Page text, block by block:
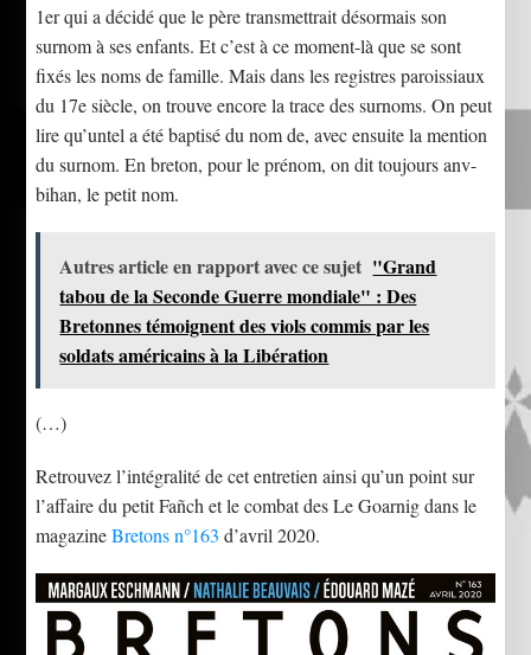
1er qui a décidé que le père transmettrait désormais son
surnom à ses enfants. Et c’est à ce moment-là que se sont
fixés les noms de famille. Mais dans les registres paroissiaux
du 17e siècle, on trouve encore la trace des sur­noms. On peut
lire qu’untel a été baptisé du nom de, avec ensuite la mention
du surnom. En breton, pour le prénom, on dit toujoursanv-
bihan, le petit nom.
Autres article en rapport avec ce sujet "Grand
tabou de la Seconde Guerre mondiale" : Des
Bretonnes témoignent des viols commis par les
soldats américains à la Libération
(…)
Retrouvez l’intégralité de cet entretien ainsi qu’un point sur
l’affaire du petit Fañch et le combat des Le Goarnig dans le
magazineBretons n°163 d’avril 2020.